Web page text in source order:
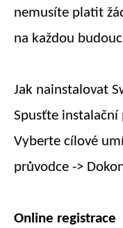
nemusíte platit
na každou
Jak nainstalovat
Spusťte
Vyberte cílové
průvodce ->
Online registrace